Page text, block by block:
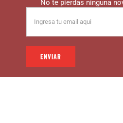
No te pierdas ninguna